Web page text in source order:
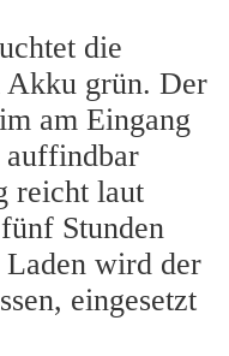
die
grün. Der
am Eingang
auffindbar
reicht laut
Stunden
Laden wird der
eingesetzt